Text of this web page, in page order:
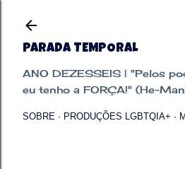
PARADA TEMPORAL
ANO DEZESSEIS | "Pelos
eu tenho a FORÇA!" (He-
SOBRE PRODUÇÕES LGBTQIA+